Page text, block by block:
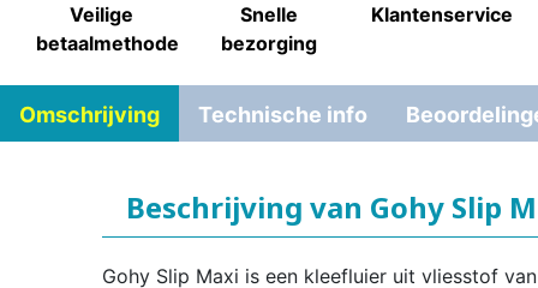
Veilige
betaalmethode
Snelle
bezorging
Klantenservice
Omschrijving Technische info
Beschrijving van Gohy Slip
Gohy Slip Maxi is een kleefluier uit vliesstof